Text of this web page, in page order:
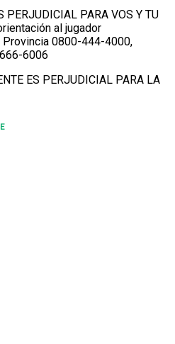
PERJUDICIAL PARA VOS Y TU
al jugador
0800-444-4000,
6006
ES PERJUDICIAL PARA LA